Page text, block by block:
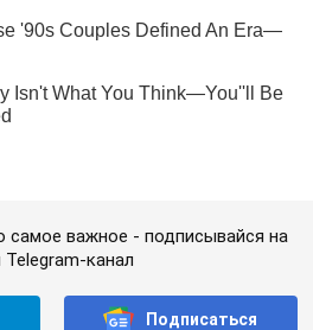
самое важное - подписывайся на
канал
Подписаться